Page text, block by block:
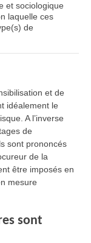
et sociologique
laquelle ces
de
et de
idéalement le
A l’inverse
de
sont prononcés
de la
être imposés en
mesure
sont